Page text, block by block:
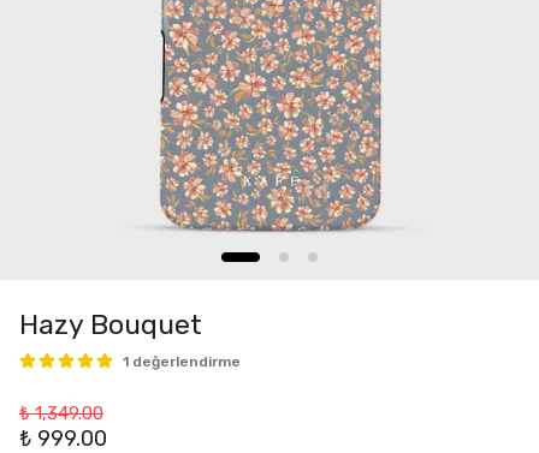
Hazy Bouquet
1 değerlendirme
₺ 1,349.00
₺ 999.00